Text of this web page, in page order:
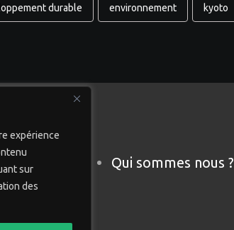
expérience
sur
des
durable environnement kyoto
Qui sommes nous ?